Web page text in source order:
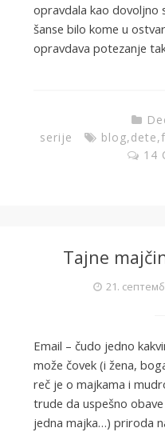
opravdala kao dovoljno
šanse bilo kome u
opravdava potezanje
serije
blog,dete,
14
Tajne
21.
Email – čudo jedno
može čovek (i žena,
reč je o majkama i
trude da uspešno
jedna majka…) priroda